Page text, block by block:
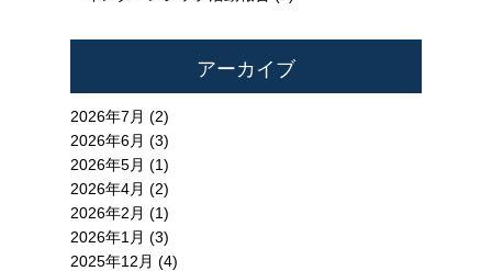
アーカイブ
2026年7月 (2)
2026年6月 (3)
2026年5月 (1)
2026年4月 (2)
2026年2月 (1)
2026年1月 (3)
2025年12月 (4)